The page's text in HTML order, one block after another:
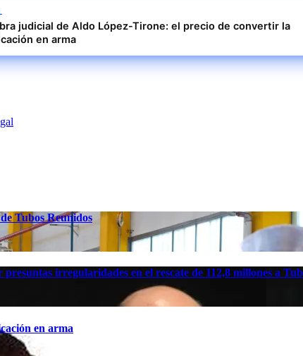
judicial de Aldo López-Tirone: el precio de convertir la
en arma
Tubos Reunidos
irregularidades en el rescate de 112,8 millones a
en arma